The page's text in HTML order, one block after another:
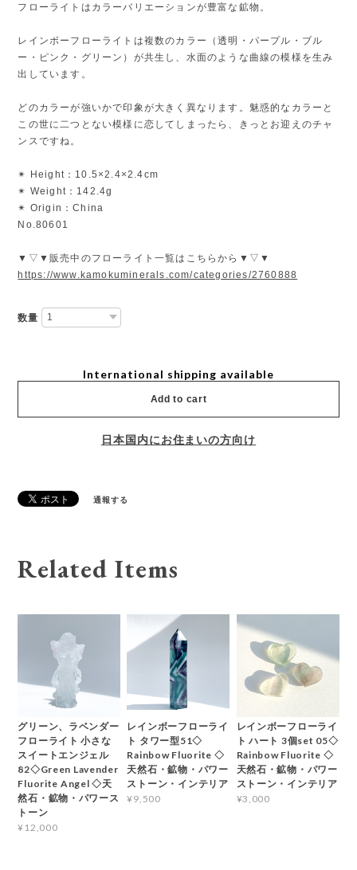
フローライトはカラーバリエーションが豊富な鉱物。
レインボーフローライトは複数のカラー（透明・パープル・ブル
ー・ピンク・グリーン）が共生し、水面のような曲線の模様を生み
出しています。
どのカラーが強いかで印象が大きく異なります。魅惑的なカラーと
この世に二つとない模様に恋してしまったら、きっとお迎えのチャ
ンスですね。
✴︎ Height：10.5×2.4×2.4cm
✴︎ Weight：142.4g
✴︎ Origin：China
No.80601
▼▽▼販売中のフローライト一覧はこちらから▼▽▼
https://www.kamokuminerals.com/categories/2760888
数量
International shipping available
Add to cart
日本国内にお住まいの方向け
通報する
Related Items
グリーン、ラベンダー
フローライト 小さな
スイートエンジェル
82◇Green Lavender
Fluorite Angel ◇天
然石・鉱物・パワース
トーン
¥12,000
レインボーフローライ
ト タワー型51◇
Rainbow Fluorite ◇
天然石・鉱物・パワー
ストーン・インテリア
¥9,500
レインボーフローライ
ト ハート 3個set 05◇
Rainbow Fluorite ◇
天然石・鉱物・パワー
ストーン・インテリア
¥3,000